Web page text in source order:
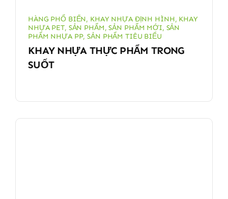
HÀNG PHỔ BIẾN, KHAY NHỰA ĐỊNH HÌNH, KHAY
NHỰA PET, SẢN PHẨM,SẢN PHẨM MỚI, SẢN
PHẨM NHỰA PP,SẢN PHẨM TIÊU BIỂU
KHAY NHỰA THỰC PHẨM TRONG
SUỐT